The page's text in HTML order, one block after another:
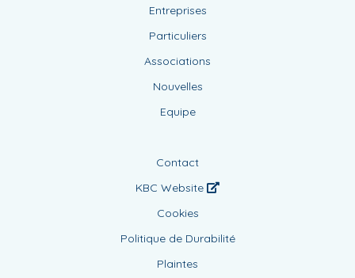
Entreprises
Particuliers
Associations
Nouvelles
Equipe
Contact
KBC Website
Cookies
Politique de Durabilité
Plaintes